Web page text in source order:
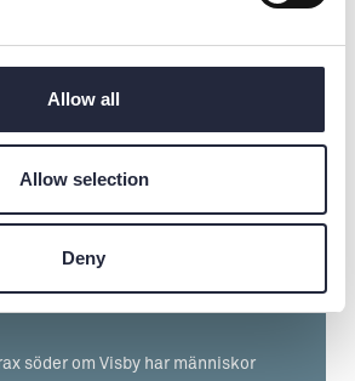
Allow all
Allow selection
Deny
En del av Sustainable
söder om Visby har människor